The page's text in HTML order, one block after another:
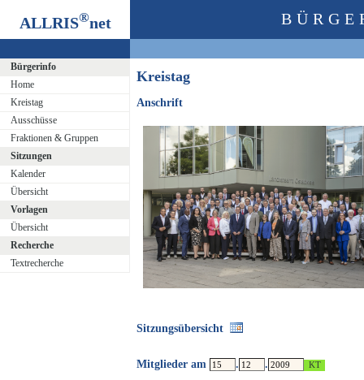
ALLRIS®net
Bürgerinfo
Home
Kreistag
Ausschüsse
Fraktionen & Gruppen
Sitzungen
Kalender
Übersicht
Vorlagen
Übersicht
Recherche
Textrecherche
Kreistag
Anschrift
Sitzungsübersicht
Mitglieder am . .